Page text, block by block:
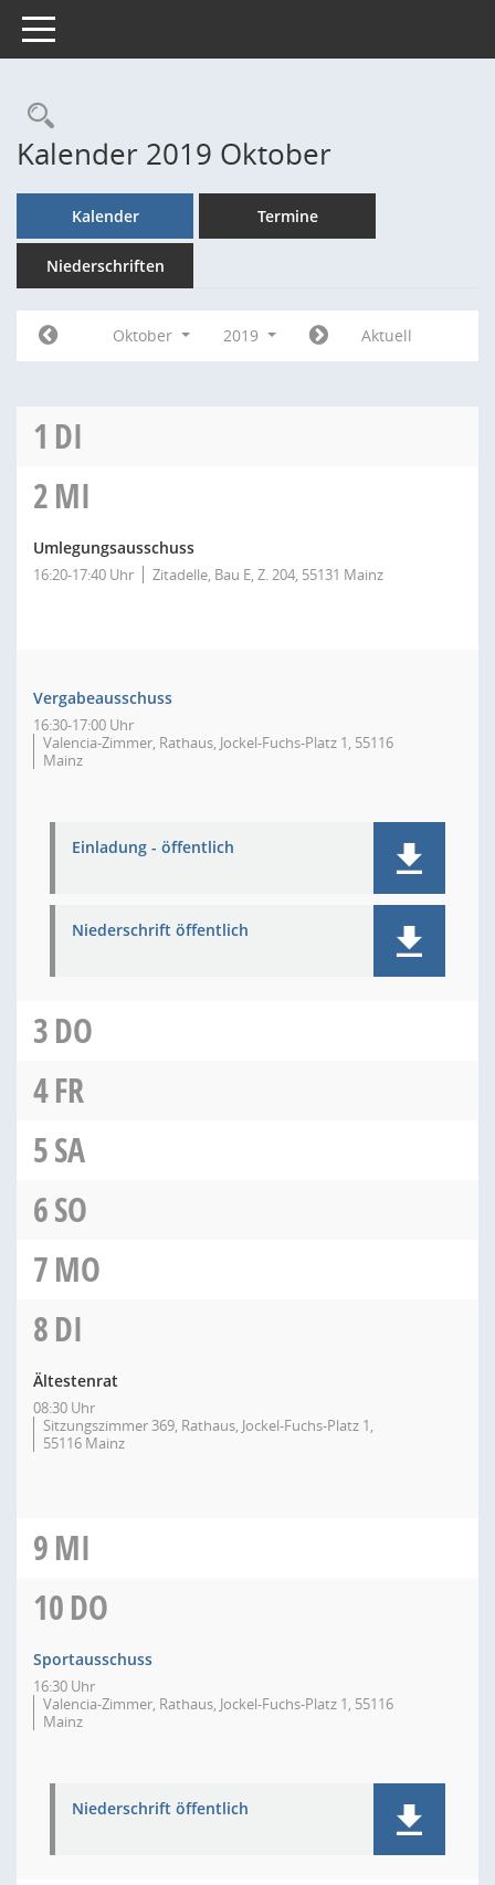
Toggle navigation
Rechercheauswahl
Kalender 2019 Oktober
Kalender Termine
Niederschriften
Oktober 2019 Aktuell
1 DI
2MI
Umlegungsausschuss
16:20-17:40 Uhr Zitadelle, Bau E, Z. 204, 55131 Mainz
Vergabeausschuss
16:30-17:00 Uhr
Valencia-Zimmer, Rathaus, Jockel-Fuchs-Platz 1, 55116
Mainz
Einladung - öffentlich
Niederschrift öffentlich
3DO
4FR
5SA
6SO
7MO
8DI
Ältestenrat
08:30 Uhr
Sitzungszimmer 369, Rathaus, Jockel-Fuchs-Platz 1,
55116 Mainz
9MI
10DO
Sportausschuss
16:30 Uhr
Valencia-Zimmer, Rathaus, Jockel-Fuchs-Platz 1, 55116
Mainz
Niederschrift öffentlich